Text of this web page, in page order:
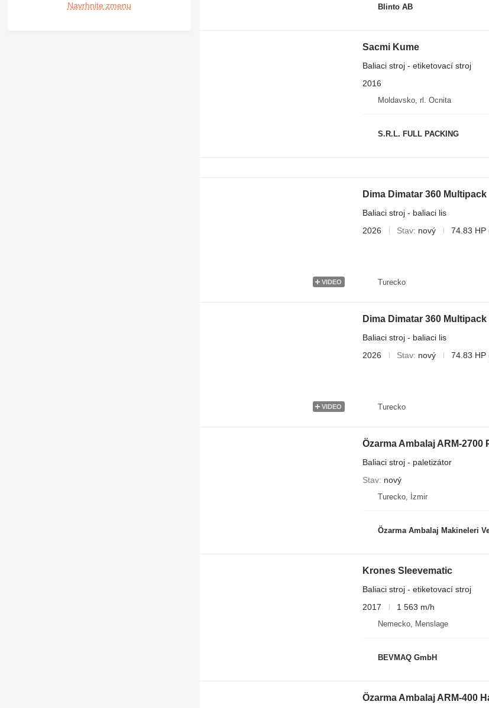
Navrhnite zmenu Blinto AB
Sacmi Kume
Baliaci stroj - etiketovací stroj
2016
Moldavsko, rl. Ocnita
S.R.L. FULL PACKING
VIDEO
Dima Dimatar 360 Multipack
Baliaci stroj - baliaci lis
2026
Stav nový 74.83 HP
Turecko
VIDEO
Dima Dimatar 360
Baliaci stroj - baliaci lis
2026
Stav nový 74.83 HP
Turecko
Özarma Ambalaj ARM-
Baliaci stroj - paletizátor
Stav nový
Turecko, İzmir
Özarma Ambalaj Makineleri
Krones Sleevematic
Baliaci stroj - etiketovací stroj
2017
1 563 m/h
Nemecko, Menslage
BEVMAQ GmbH
Özarma Ambalaj ARM-400